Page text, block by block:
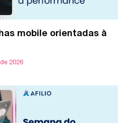
mobile orientadas à
2026